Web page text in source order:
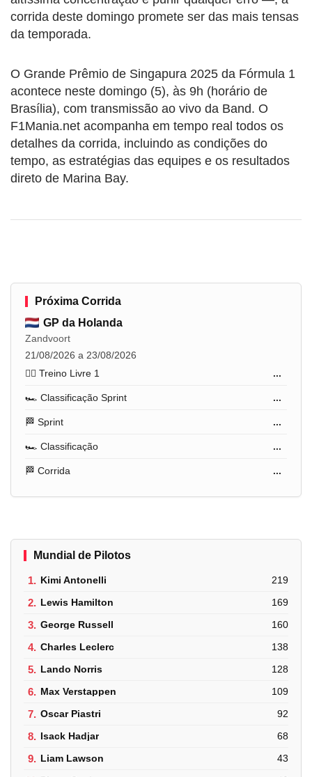
corrida deste domingo promete ser das mais tensas
da temporada.
O Grande Prêmio de Singapura 2025 da Fórmula 1
acontece neste domingo (5), às 9h (horário de
Brasília), com transmissão ao vivo da Band. O
F1Mania.net acompanha em tempo real todos os
detalhes da corrida, incluindo as condições do
tempo, as estratégias das equipes e os resultados
direto de Marina Bay.
Próxima Corrida
GP da Holanda
Zandvoort
21/08/2026 a 23/08/2026
🏋️‍♂️ Treino Livre 1
...
🏎️ Classificação Sprint ...
🏁 Sprint ...
🏎️ Classificação ...
🏁 Corrida ...
Mundial de Pilotos
1. Kimi Antonelli 219
2. Lewis Hamilton 169
3. George Russell 160
4. Charles Leclerc 138
5. Lando Norris 128
6. Max Verstappen 109
7. Oscar Piastri 92
8. Isack Hadjar 68
9. Liam Lawson 43